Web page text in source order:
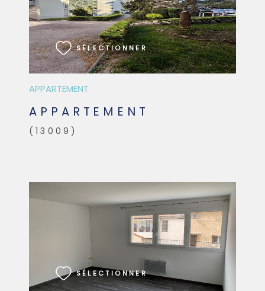
APPARTEMENT
APPARTEMENT
(13009)
SÉLECTIONNER
VOIR LE BIEN
SÉLECTIONNER
VOIR LE BIEN